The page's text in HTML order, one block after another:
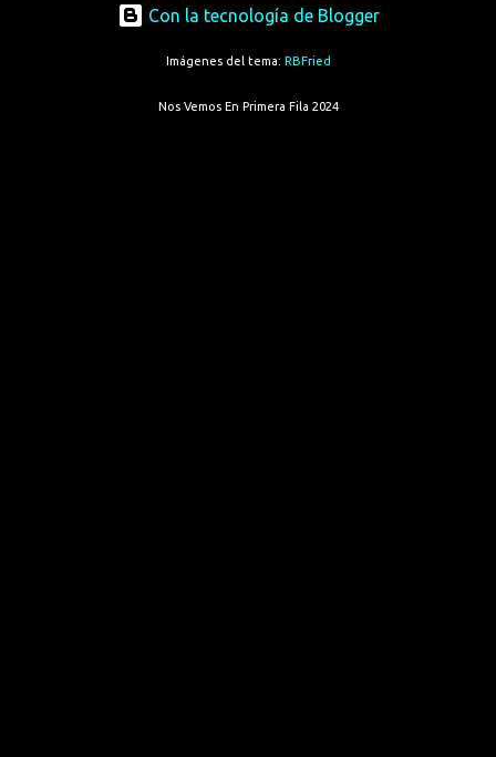
Con la tecnología de Blogger
Imágenes del tema: RBFried
Nos Vemos En Primera Fila 2024